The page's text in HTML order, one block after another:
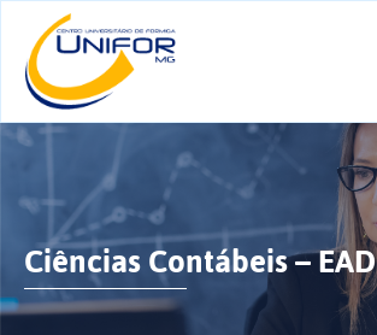
Ciências Contábeis – EAD